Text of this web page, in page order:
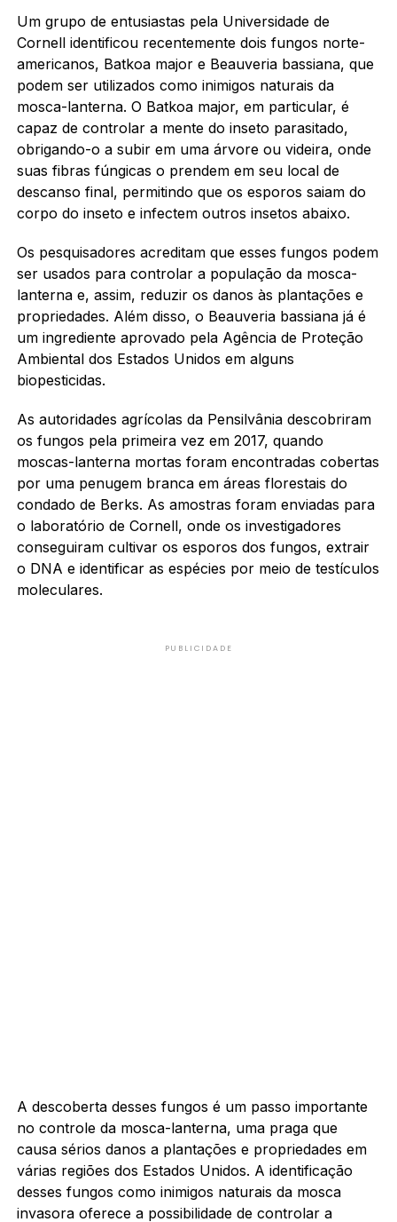
Um grupo de entusiastas pela Universidade de
Cornell identificou recentemente dois fungos norte-
americanos, Batkoa major e Beauveria bassiana, que
podem ser utilizados como inimigos naturais da
mosca-lanterna. O Batkoa major, em particular, é
capaz de controlar a mente do inseto parasitado,
obrigando-o a subir em uma árvore ou videira, onde
suas fibras fúngicas o prendem em seu local de
descanso final, permitindo que os esporos saiam do
corpo do inseto e infectem outros insetos abaixo.
Os pesquisadores acreditam que esses fungos podem
ser usados ​​para controlar a população da mosca-
lanterna e, assim, reduzir os danos às plantações e
propriedades. Além disso, o Beauveria bassiana já é
um ingrediente aprovado pela Agência de Proteção
Ambiental dos Estados Unidos em alguns
biopesticidas.
As autoridades agrícolas da Pensilvânia descobriram
os fungos pela primeira vez em 2017, quando
moscas-lanterna mortas foram encontradas cobertas
por uma penugem branca em áreas florestais do
condado de Berks. As amostras foram enviadas para
o laboratório de Cornell, onde os investigadores
conseguiram cultivar os esporos dos fungos, extrair
o DNA e identificar as espécies por meio de testículos
moleculares.
PUBLICIDADE
A descoberta desses fungos é um passo importante
no controle da mosca-lanterna, uma praga que
causa sérios danos a plantações e propriedades em
várias regiões dos Estados Unidos. A identificação
desses fungos como inimigos naturais da mosca
invasora oferece a possibilidade de controlar a